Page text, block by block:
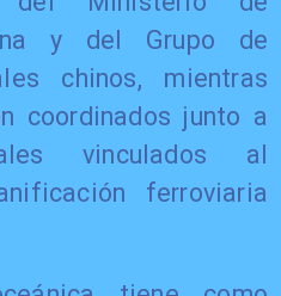
y del Grupo de
chinos, mientras
coordinados junto a
vinculados al
ferroviaria